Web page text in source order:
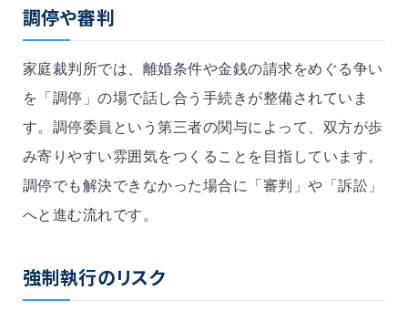
調停や審判
家庭裁判所では、離婚条件や金銭の請求をめぐる争い
を「調停」の場で話し合う手続きが整備されていま
す。調停委員という第三者の関与によって、双方が歩
み寄りやすい雰囲気をつくることを目指しています。
調停でも解決できなかった場合に「審判」や「訴訟」
へと進む流れです。
強制執行のリスク